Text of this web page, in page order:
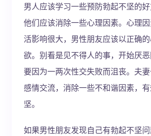
男人应该学习一些预防勃起不坚的好
他们应该消除一些心理因素。心理
活影响很大，男性朋友应该以正确
欲。别看是见不得人的事，开始厌
要因为一两次性交失败而沮丧。夫
感情交流，消除一些不和谐因素，
坚。
如果男性朋友发现自己有勃起不坚